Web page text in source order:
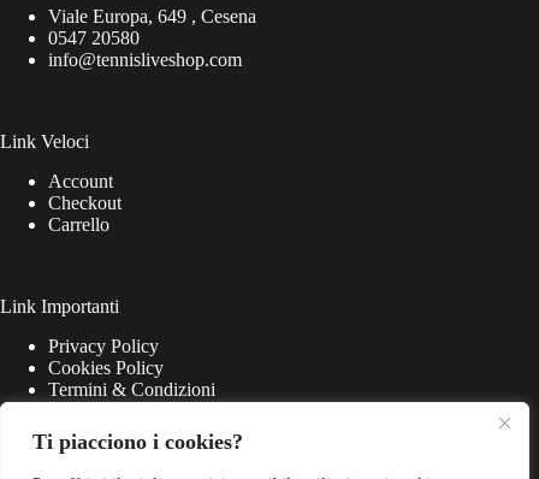
Ti piacciono i cookies?
Viale Europa, 649 , Cesena
0547 20580
info@tennisliveshop.com
Link Veloci
Account
Checkout
Carrello
Link Importanti
Privacy Policy
Cookies Policy
Termini & Condizioni